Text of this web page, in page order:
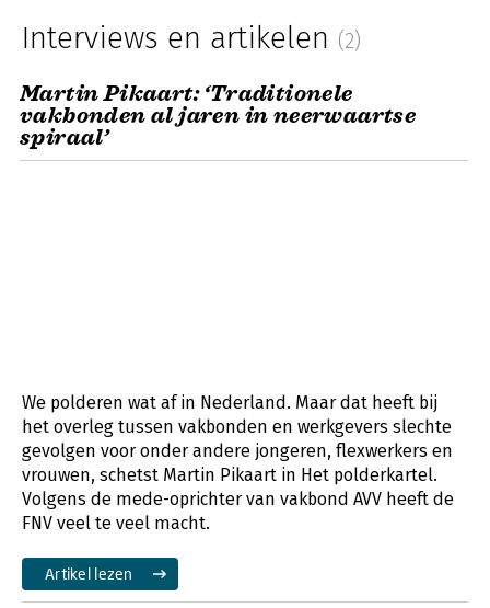
Interviews en artikelen (2)
Martin Pikaart: ‘Traditionele
vakbonden al jaren in neerwaartse
spiraal’
We polderen wat af in Nederland. Maar dat heeft bij
het overleg tussen vakbonden en werkgevers slechte
gevolgen voor onder andere jongeren, flexwerkers en
vrouwen, schetst Martin Pikaart in Het polderkartel.
Volgens de mede-oprichter van vakbond AVV heeft de
FNV veel te veel macht.
Artikel lezen